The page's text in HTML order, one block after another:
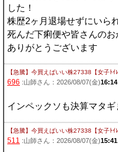
した！
株歴2ヶ月退場せずにいら
死んだ下痢便や皆さんのお
ありがとうございます
【急騰】今買えばいい株27338【女子ﾄｲ
696 :山師さん：2026/08/07(金)
インペックソも決算マタ
【急騰】今買えばいい株27338【女子ﾄｲ
511 :山師さん：2026/08/07(金)